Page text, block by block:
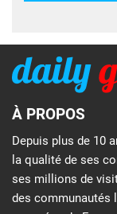
À PROPOS
Depuis plus de 10
la qualité de ses
ses millions de
des communautés